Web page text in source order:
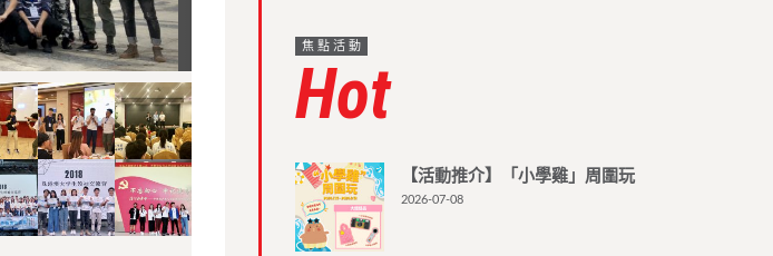
焦點活動
Hot
【活動推介】「小學雞」周圍玩
2026-07-08